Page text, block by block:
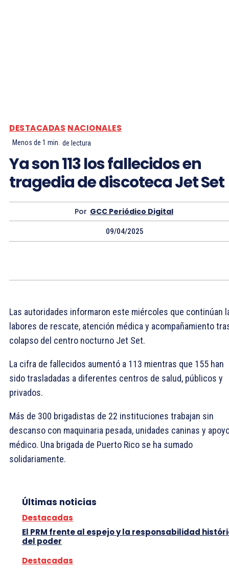
DESTACADAS NACIONALES
Menos de 1 min. de lectura
Ya son 113 los fallecidos en
tragedia de discoteca Jet Set
Por GCC Periódico Digital
09/04/2025
Las autoridades informaron este miércoles que continúan
labores de rescate, atención médica y acompañamiento
colapso del centro nocturno Jet Set.
La cifra de fallecidos aumentó a 113 mientras que 155 han
sido trasladadas a diferentes centros de salud, públicos y
privados.
Más de 300 brigadistas de 22 instituciones trabajan sin
descanso con maquinaria pesada, unidades caninas y
médico. Una brigada de Puerto Rico se ha sumado
solidariamente.
Últimas noticias
Destacadas
El PRM frente al espejo y la responsabilidad
del poder
Destacadas